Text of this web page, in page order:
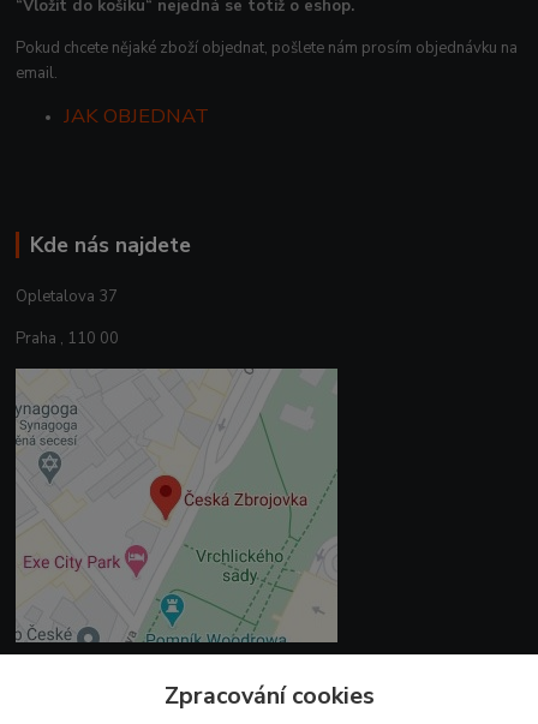
“Vložit do košíku“ nejedná se totiž o eshop.
Pokud chcete nějaké zboží objednat, pošlete nám prosím objednávku na
email.
JAK OBJEDNAT
Kde nás najdete
Opletalova 37
Praha , 110 00
Zpracování cookies